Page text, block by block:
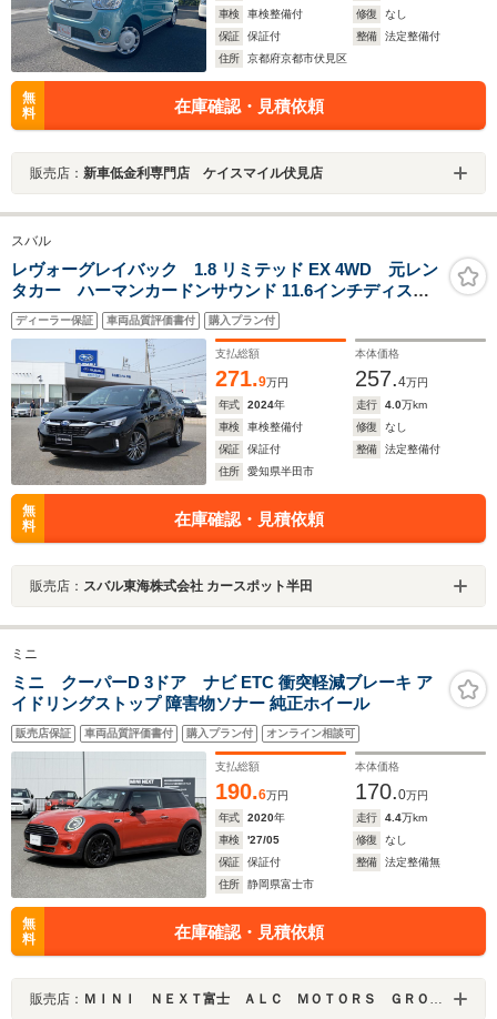
車検
車検整備付 修復
なし
保証
保証付 整備
法定整備付
住所
京都府京都市伏見区
無
料
在庫確認・見積依頼
販売店： 新車低金利専門店 ケイスマイル伏見店
スバル
レヴォーグレイバック 1.8 リミテッド EX 4WD 元レン
タカー ハーマンカードンサウンド 11.6インチディスプ
レイ フルセグ Bluetoothオーディオ フロントカメ
ラ サイドカメラ バックカメラ 全周囲カメラ 電動
リヤゲート シートヒーター
ディーラー保証 車両品質評価書付 購入プラン付
支払総額
271.9万円
本体価格
257.4万円
年式
2024年 走行 4.0万km
車検
車検整備付 修復
なし
保証
保証付 整備
法定整備付
住所
愛知県半田市
無
料
在庫確認・見積依頼
販売店： スバル東海株式会社 カースポット半田
ミニ
ミニ クーパーD 3ドア ナビ ETC 衝突軽減ブレーキ ア
イドリングストップ 障害物ソナー 純正ホイール
販売店保証 車両品質評価書付 購入プラン付 オンライン相談可
支払総額
190.6万円
本体価格
170.0万円
年式
2020年 走行 4.4万km
車検
'27/05 修復
なし
保証
保証付 整備
法定整備無
住所
静岡県富士市
無
料
在庫確認・見積依頼
販売店： ＭＩＮＩ ＮＥＸＴ富士 ＡＬＣ ＭＯＴＯＲＳ ＧＲＯＵＰ